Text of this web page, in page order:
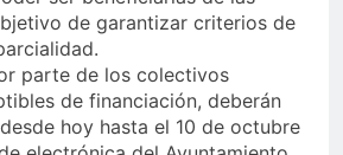
de garantizar criterios de
parte de los colectivos
de financiación, deberán
hoy hasta el 10 de octubre